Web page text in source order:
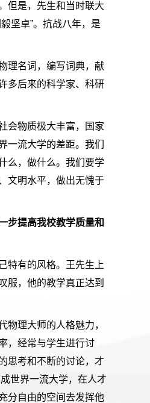
但是，先生和当时联大
坚卓”。抗战八年，是
理名词，编写词典，献
多后来的科学家、科研
会物质极大丰富，国家
一流大学的差距。我们
么，做什么。我们要学
文明水平，做出无愧于
步提高我校教学质量和
特有的风格。王先生上
服，他的教学真正达到
物理大师的人格魅力，
，经常与学生进行讨
思考和不断的讨论，才
世界一流大学，在人才
分自由的空间去发挥他